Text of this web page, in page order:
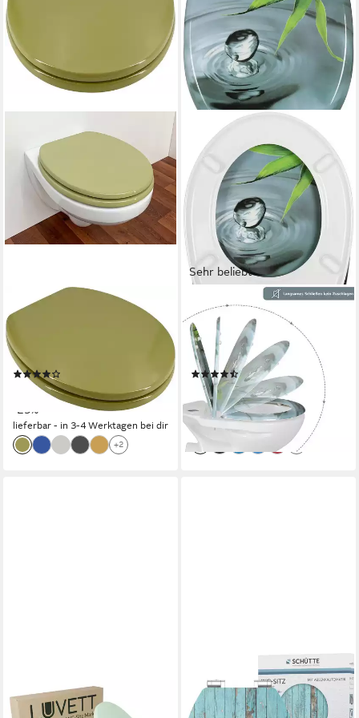
ADOB
Scharniere
29,95 € UVP39,99 €
-25%
lieferbar - in 3-4 Werktagen bei dir
+2
Sehr beliebt
WOLTU
WC-Sitz (1-St), mit
Absenkautomatik, Quick-
Release-Funktion, Duroplast
(111)
26,77 € UVP 59,99 €
-55%
lieferbar - in 3-4 Werktagen bei dir